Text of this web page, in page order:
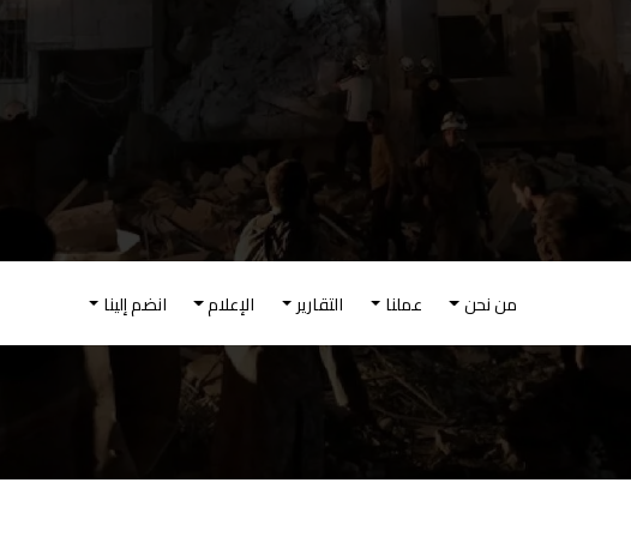
القائمة الرئيسية
التقارير الإعلام انضم إلينا